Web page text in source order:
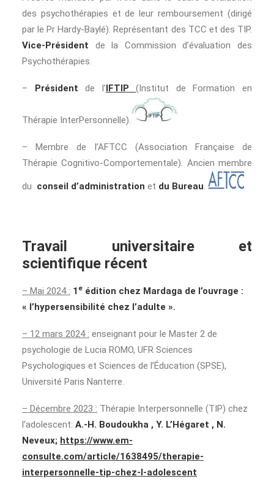
des psychothérapies et de leur remboursement (dirigé
par le Pr Hardy-Baylé). Représentant des TCC et des TIP.
Vice-Président de la Commission d’évaluation des
Psychothérapies.
– Président de l’IFTIP(Institut de Formation en
Thérapie InterPersonnelle).
– Membre de l’AFTCC (Association Française de
Thérapie Cognitivo-Comportementale). Ancien membre
du conseil d’administration et du Bureau.
Travail universitaire et
scientifique récent
– Mai 2024 : 1 e édition chez Mardaga de l’ouvrage :
« l’hypersensibilité chez l’adulte ».
– 12 mars 2024 : enseignant pour le Master 2 de
psychologie de Lucia ROMO, UFR Sciences
Psychologiques et Sciences de l’Éducation (SPSE),
Université Paris Nanterre.
– Décembre 2023 : Thérapie Interpersonnelle (TIP) chez
l’adolescent: A.-H. Boudoukha , Y. L’Hégaret , N.
Neveux; https://www.em-
consulte.com/article/1638495/therapie-
interpersonnelle-tip-chez-l-adolescent